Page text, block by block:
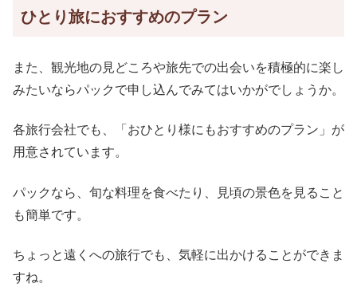
ひとり旅におすすめのプラン
また、観光地の見どころや旅先での出会いを積極的に楽し
みたいならパックで申し込んでみてはいかがでしょうか。
各旅行会社でも、「おひとり様にもおすすめのプラン」が
用意されています。
パックなら、旬な料理を食べたり、見頃の景色を見ること
も簡単です。
ちょっと遠くへの旅行でも、気軽に出かけることができま
すね。